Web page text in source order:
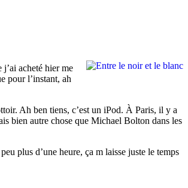
acheté hier me
pour l’instant, ah
Ah ben tiens, c’est un iPod. À Paris, il y a
bien autre chose que Michael Bolton dans les
plus d’une heure, ça m laisse juste le temps